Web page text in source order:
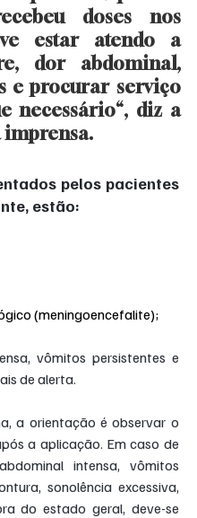
doses nos
estar atendo a
dor abdominal,
e procurar serviço
necessário“, diz a
imprensa.
pelos pacientes
estão:
(meningoencefalite);
vômitos persistentes e
de alerta.
a orientação é observar o
a aplicação. Em caso de
intensa, vômitos
sonolência excessiva,
do estado geral, deve-se